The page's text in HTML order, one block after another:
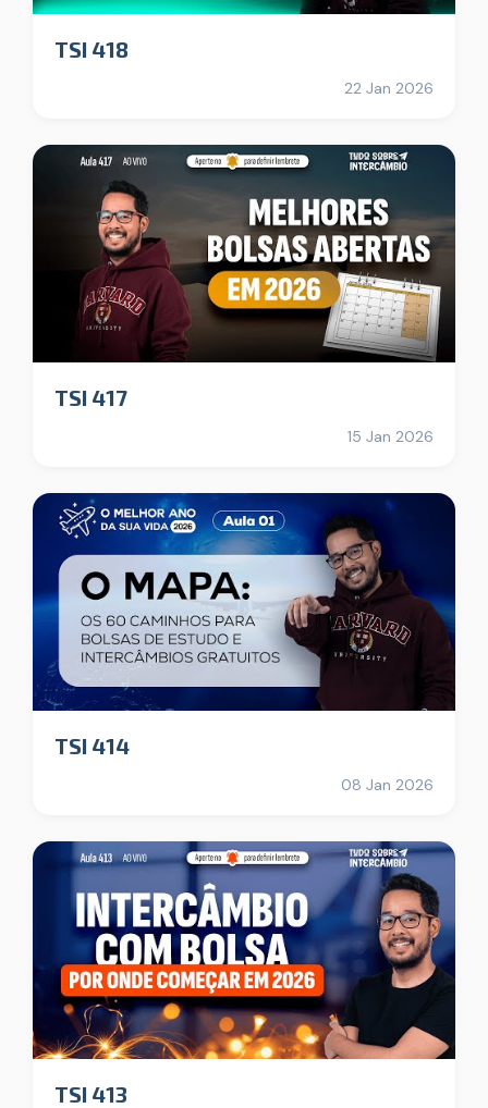
TSI 418
22 Jan 2026
TSI 417
15 Jan 2026
TSI 414
08 Jan 2026
TSI 413